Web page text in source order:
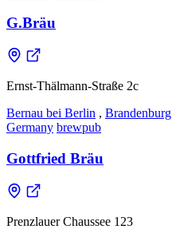
G.Bräu
Ernst-Thälmann-Straße 2c
Bernau bei Berlin , Brandenburg
Germany brewpub
Gottfried Bräu
Prenzlauer Chaussee 123